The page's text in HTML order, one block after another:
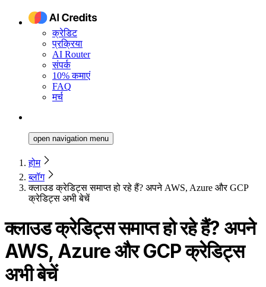
क्रेडिट
प्रक्रिया
AI Router
संपर्क
10% कमाएं
FAQ
मर्च
open navigation menu
होम
ब्लॉग
क्लाउड क्रेडिट्स समाप्त हो रहे हैं? अपने AWS, Azure और GCP
क्रेडिट्स अभी बेचें
क्लाउड क्रेडिट्स समाप्त हो रहे हैं? अपने
AWS, Azure और GCP क्रेडिट्स
अभी बेचें